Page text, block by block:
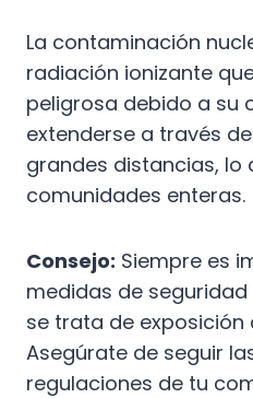
La contaminación
radiación ionizante
peligrosa debido a su
extenderse a través
grandes distancias, lo
comunidades enteras.
Consejo: Siempre es
medidas de
se trata de exposición
Asegúrate de seguir
regulaciones de tu